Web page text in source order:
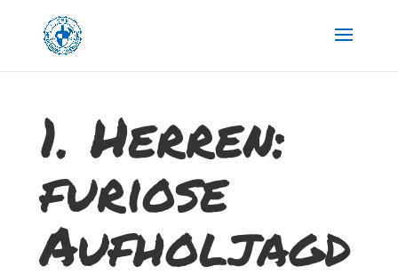
1. Herren:
furiose
Aufholjagd